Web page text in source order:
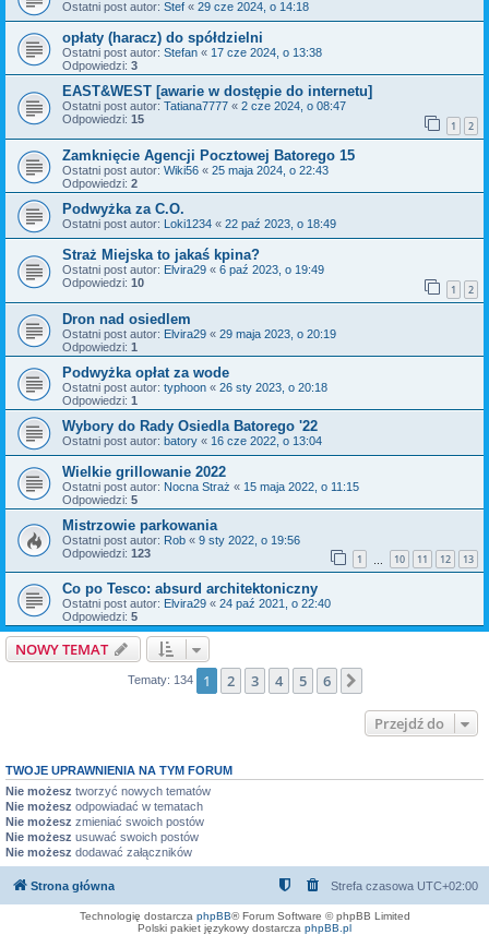
Ostatni post autor: Stef « 29 cze 2024, o 14:18
opłaty (haracz) do spółdzielni
Ostatni post autor: Stefan « 17 cze 2024, o 13:38
Odpowiedzi: 3
EAST&WEST [awarie w dostępie do internetu]
Ostatni post autor: Tatiana7777 « 2 cze 2024, o 08:47
Odpowiedzi: 15 1 2
Zamknięcie Agencji Pocztowej Batorego 15
Ostatni post autor: Wiki56 « 25 maja 2024, o 22:43
Odpowiedzi: 2
Podwyżka za C.O.
Ostatni post autor: Loki1234 « 22 paź 2023, o 18:49
Straż Miejska to jakaś kpina?
Ostatni post autor: Elvira29 « 6 paź 2023, o 19:49
Odpowiedzi: 10 1 2
Dron nad osiedlem
Ostatni post autor: Elvira29 « 29 maja 2023, o 20:19
Odpowiedzi: 1
Podwyżka opłat za wode
Ostatni post autor: typhoon « 26 sty 2023, o 20:18
Odpowiedzi: 1
Wybory do Rady Osiedla Batorego '22
Ostatni post autor: batory « 16 cze 2022, o 13:04
Wielkie grillowanie 2022
Ostatni post autor: Nocna Straż « 15 maja 2022, o 11:15
Odpowiedzi: 5
Mistrzowie parkowania
Ostatni post autor: Rob « 9 sty 2022, o 19:56
Odpowiedzi: 123 1 10 11 12 13
Co po Tesco: absurd architektoniczny
Ostatni post autor: Elvira29 « 24 paź 2021, o 22:40
Odpowiedzi: 5
NOWY TEMAT
Tematy: 134 1 2 3 4 5 6
Przejdź do
TWOJE UPRAWNIENIA NA TYM FORUM
Nie możesz tworzyć nowych tematów
Nie możesz odpowiadać w tematach
Nie możesz zmieniać swoich postów
Nie możesz usuwać swoich postów
Nie możesz dodawać załączników
Strona główna Strefa czasowa UTC+02:00
Technologię dostarcza phpBB® Forum Software © phpBB Limited
Polski pakiet językowy dostarcza phpBB.pl